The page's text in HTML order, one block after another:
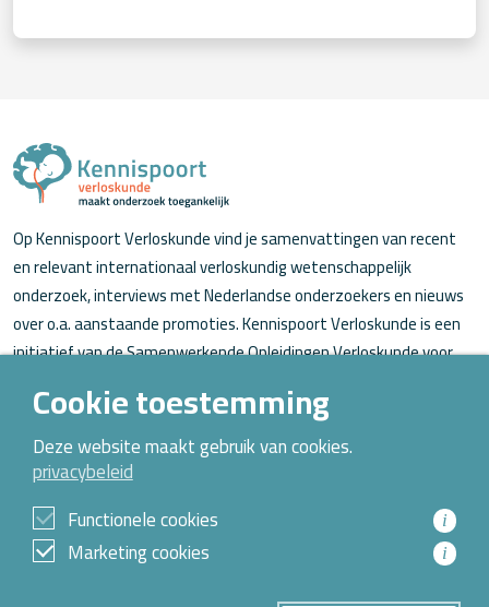
Op Kennispoort Verloskunde vind je samenvattingen van recent
en relevant internationaal verloskundig wetenschappelijk
onderzoek, interviews met Nederlandse onderzoekers en nieuws
over o.a. aanstaande promoties. Kennispoort Verloskunde is een
initiatief van de Samenwerkende Opleidingen Verloskunde voor
Over Kennispoort Verloskunde
Contact
Archief
Cookie toestemming
Deze website maakt gebruik van cookies.
privacybeleid
Functionele cookies
i
Marketing cookies i